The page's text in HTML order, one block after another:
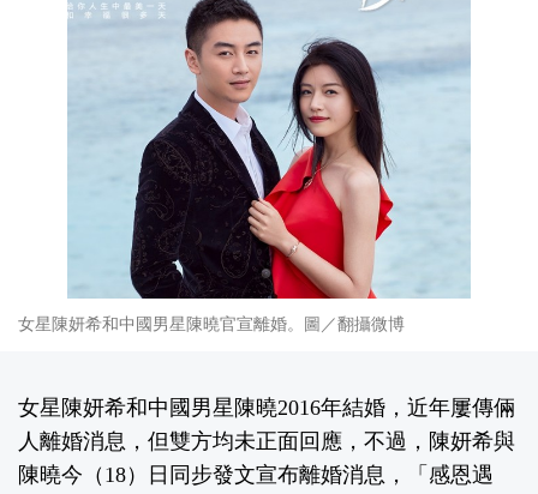
女星陳妍希和中國男星陳曉官宣離婚。圖／翻攝微博
女星陳妍希和中國男星陳曉2016年結婚，近年屢傳倆
人離婚消息，但雙方均未正面回應，不過，陳妍希與
陳曉今（18）日同步發文宣布離婚消息，「感恩遇